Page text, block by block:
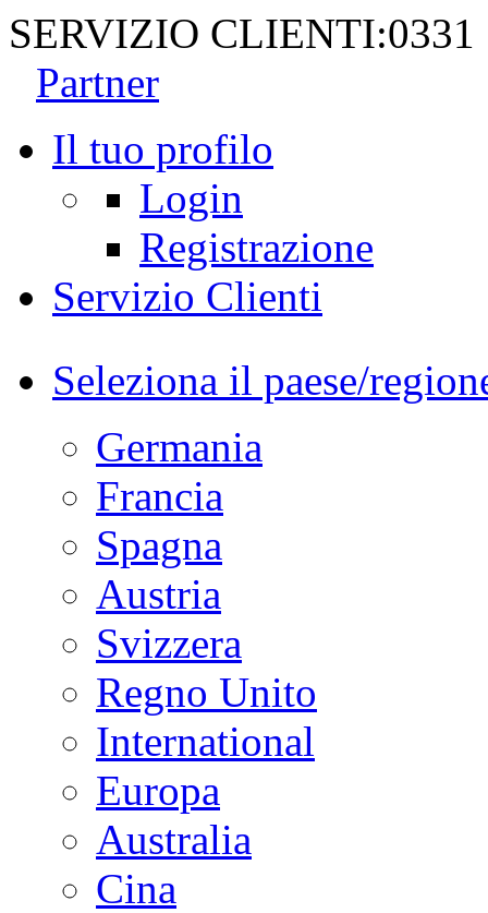
SERVIZIO CLIENTI:0331
Partner
Il tuo profilo
Login
Registrazione
Servizio Clienti
Seleziona il paese/
Germania
Francia
Spagna
Austria
Svizzera
Regno Unito
International
Europa
Australia
Cina